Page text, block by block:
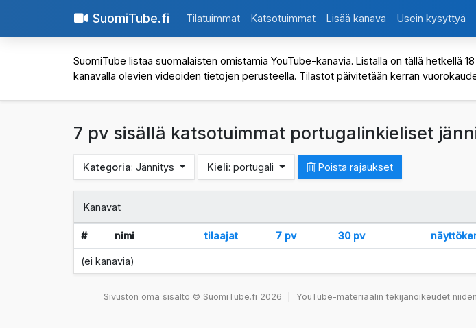
SuomiTube.fi Tilatuimmat Katsotuimmat Lisää kanava Usein kysyttyä
SuomiTube listaa suomalaisten omistamia YouTube-kanavia. Listalla on tällä hetkellä
kanavalla olevien videoiden tietojen perusteella. Tilastot päivitetään kerran
7 pv sisällä katsotuimmat portugalinkieliset
Kategoria: Jännitys Kieli: portugali Poista rajaukset
Kanavat
# nimi tilaajat 7 pv 30 pv
(ei kanavia)
Sivuston oma sisältö © SuomiTube.fi 2026 YouTube-materiaalin tekijänoikeudet